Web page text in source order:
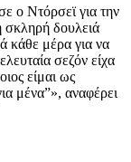
ο Ντόρσεϊ για την
σκληρή δουλειά
κάθε μέρα για να
σεζόν είχα
είμαι ως
μένα”», αναφέρει